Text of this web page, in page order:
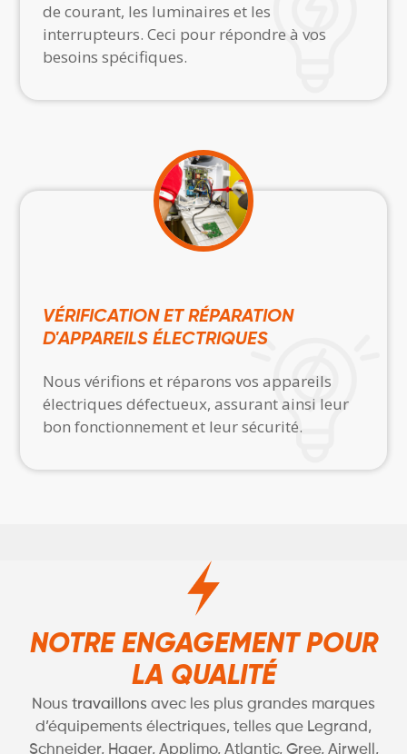
de courant, les luminaires et les
interrupteurs. Ceci pour répondre à vos
besoins spécifiques.
VÉRIFICATION ET RÉPARATION
D'APPAREILS ÉLECTRIQUES
Nous vérifions et réparons vos appareils
électriques défectueux, assurant ainsi leur
bon fonctionnement et leur sécurité.
NOTRE ENGAGEMENT POUR
LA QUALITÉ
Nous travaillons avec les plus grandes marques
d’équipements électriques, telles que Legrand,
Schneider, Hager, Applimo, Atlantic, Gree, Airwell,